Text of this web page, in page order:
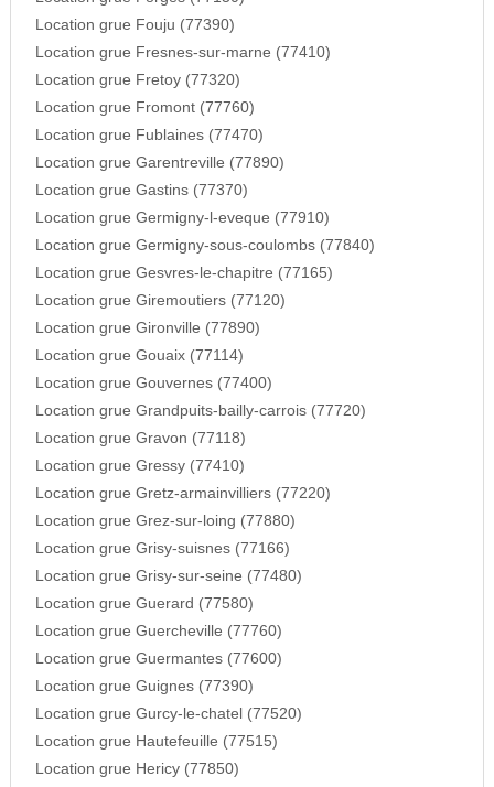
Location grue Fouju (77390)
Location grue Fresnes-sur-marne (77410)
Location grue Fretoy (77320)
Location grue Fromont (77760)
Location grue Fublaines (77470)
Location grue Garentreville (77890)
Location grue Gastins (77370)
Location grue Germigny-l-eveque (77910)
Location grue Germigny-sous-coulombs (77840)
Location grue Gesvres-le-chapitre (77165)
Location grue Giremoutiers (77120)
Location grue Gironville (77890)
Location grue Gouaix (77114)
Location grue Gouvernes (77400)
Location grue Grandpuits-bailly-carrois (77720)
Location grue Gravon (77118)
Location grue Gressy (77410)
Location grue Gretz-armainvilliers (77220)
Location grue Grez-sur-loing (77880)
Location grue Grisy-suisnes (77166)
Location grue Grisy-sur-seine (77480)
Location grue Guerard (77580)
Location grue Guercheville (77760)
Location grue Guermantes (77600)
Location grue Guignes (77390)
Location grue Gurcy-le-chatel (77520)
Location grue Hautefeuille (77515)
Location grue Hericy (77850)